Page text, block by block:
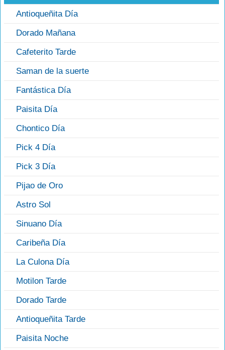
Antioqueñita Día
Dorado Mañana
Cafeterito Tarde
Saman de la suerte
Fantástica Día
Paisita Día
Chontico Día
Pick 4 Día
Pick 3 Día
Pijao de Oro
Astro Sol
Sinuano Día
Caribeña Día
La Culona Día
Motilon Tarde
Dorado Tarde
Antioqueñita Tarde
Paisita Noche